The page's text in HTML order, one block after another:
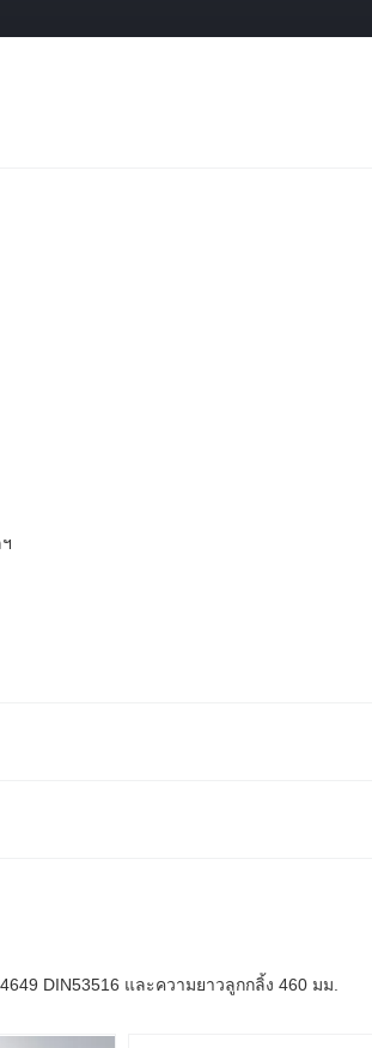
DIN53516 และความยาวลูกกลิ้ง 460 มม.